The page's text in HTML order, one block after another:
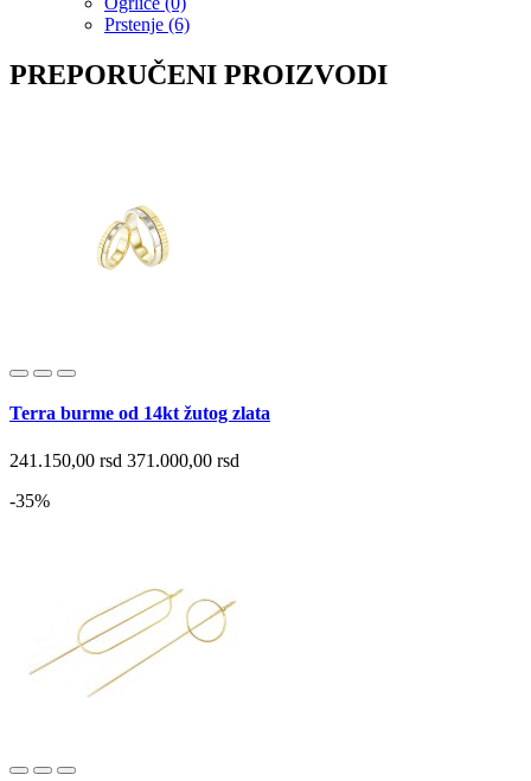
Prstenje (6)
PREPORUČENI PROIZVODI
Terra burme od 14kt žutog zlata
241.150,00 rsd 371.000,00 rsd
-35%